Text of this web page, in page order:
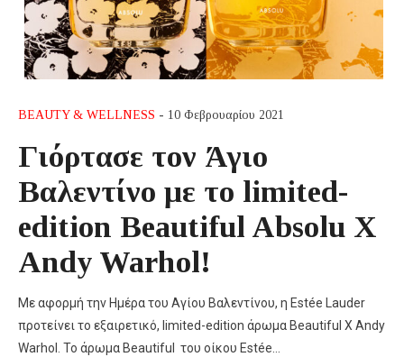
BEAUTY & WELLNESS - 10 Φεβρουαρίου 2021
Γιόρτασε τον Άγιο
Βαλεντίνο με το limited-
edition Beautiful Absolu Χ
Andy Warhol!
Με αφορμή την Ημέρα του Αγίου Βαλεντίνου, η Estée Lauder
προτείνει το εξαιρετικό, limited-edition άρωμα Beautiful X Andy
Warhol. Το άρωμα Beautiful του οίκου Estée…